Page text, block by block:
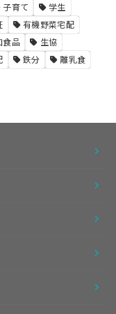
子育て
学生
有機野菜宅配
食品
生協
鉄分
離乳食